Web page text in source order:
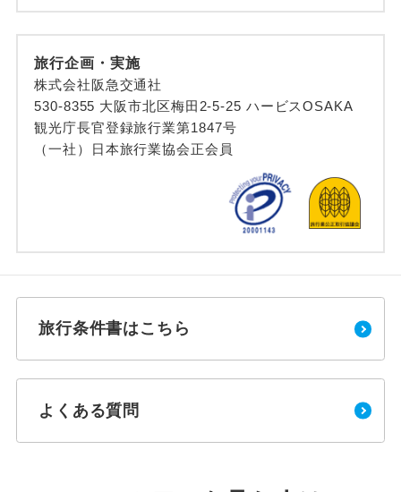
旅行企画・実施
株式会社阪急交通社
530-8355 大阪市北区梅田2-5-25 ハービスOSAKA
観光庁長官登録旅行業第1847号
（一社）日本旅行業協会正会員
旅行条件書はこちら
よくある質問